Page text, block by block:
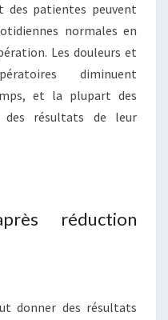
des patientes peuvent
normales en
Les douleurs et
diminuent
et la plupart des
résultats de leur
réduction
donner des résultats